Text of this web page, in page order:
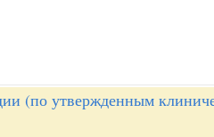
(по утвержденным